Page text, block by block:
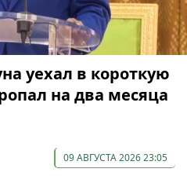
уехал в короткую
на два месяца
09 АВГУСТА 2026 23:05